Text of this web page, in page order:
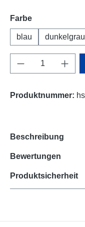
Farbe
blau dunkelgrau
Produkt
Produktnummer:
Beschreibung
Bewertungen
Produktsicherheit